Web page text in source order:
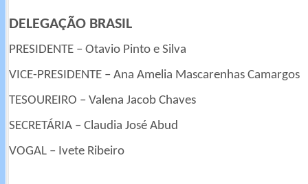
DELEGAÇÃO BRASIL
PRESIDENTE – Otavio Pinto e Silva
VICE-PRESIDENTE – Ana Amelia Mascarenhas Camargos
TESOUREIRO – Valena Jacob Chaves
SECRETÁRIA – Claudia José Abud
VOGAL – Ivete Ribeiro